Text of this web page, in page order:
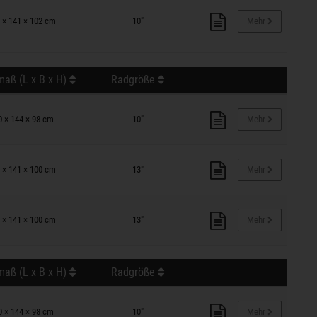
× 141 × 102 cm 10"
(L x B x H) Radgröße
× 144 × 98 cm 10"
× 141 × 100 cm 13"
× 141 × 100 cm 13"
(L x B x H) Radgröße
× 144 × 98 cm 10"